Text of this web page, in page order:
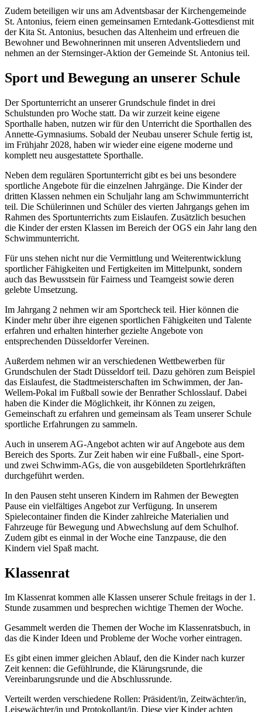
Zudem beteiligen wir uns am Adventsbasar der Kirchengemeinde
St. Antonius, feiern einen gemeinsamen Erntedank-Gottesdienst mit
der Kita St. Antonius, besuchen das Altenheim und erfreuen die
Bewohner und Bewohnerinnen mit unseren Adventsliedern und
nehmen an der Sternsinger-Aktion der Gemeinde St. Antonius teil.
Sport und Bewegung an unserer Schule
Der Sportunterricht an unserer Grundschule findet in drei
Schulstunden pro Woche statt. Da wir zurzeit keine eigene
Sporthalle haben, nutzen wir für den Unterricht die Sporthallen des
Annette-Gymnasiums. Sobald der Neubau unserer Schule fertig ist,
im Frühjahr 2028, haben wir wieder eine eigene moderne und
komplett neu ausgestattete Sporthalle.
Neben dem regulären Sportunterricht gibt es bei uns besondere
sportliche Angebote für die einzelnen Jahrgänge. Die Kinder der
dritten Klassen nehmen ein Schuljahr lang am Schwimmunterricht
teil. Die Schülerinnen und Schüler des vierten Jahrgangs gehen im
Rahmen des Sportunterrichts zum Eislaufen. Zusätzlich besuchen
die Kinder der ersten Klassen im Bereich der OGS ein Jahr lang den
Schwimmunterricht.
Für uns stehen nicht nur die Vermittlung und Weiterentwicklung
sportlicher Fähigkeiten und Fertigkeiten im Mittelpunkt, sondern
auch das Bewusstsein für Fairness und Teamgeist sowie deren
gelebte Umsetzung.
Im Jahrgang 2 nehmen wir am Sportcheck teil. Hier können die
Kinder mehr über ihre eigenen sportlichen Fähigkeiten und Talente
erfahren und erhalten hinterher gezielte Angebote von
entsprechenden Düsseldorfer Vereinen.
Außerdem nehmen wir an verschiedenen Wettbewerben für
Grundschulen der Stadt Düsseldorf teil. Dazu gehören zum Beispiel
das Eislaufest, die Stadtmeisterschaften im Schwimmen, der Jan-
Wellem-Pokal im Fußball sowie der Benrather Schlosslauf. Dabei
haben die Kinder die Möglichkeit, ihr Können zu zeigen,
Gemeinschaft zu erfahren und gemeinsam als Team unserer Schule
sportliche Erfahrungen zu sammeln.
Auch in unserem AG-Angebot achten wir auf Angebote aus dem
Bereich des Sports. Zur Zeit haben wir eine Fußball-, eine Sport-
und zwei Schwimm-AGs, die von ausgebildeten Sportlehrkräften
durchgeführt werden.
In den Pausen steht unseren Kindern im Rahmen der Bewegten
Pause ein vielfältiges Angebot zur Verfügung. In unserem
Spielecontainer finden die Kinder zahlreiche Materialien und
Fahrzeuge für Bewegung und Abwechslung auf dem Schulhof.
Zudem gibt es einmal in der Woche eine Tanzpause, die den
Kindern viel Spaß macht.
Klassenrat
Im Klassenrat kommen alle Klassen unserer Schule freitags in der 1.
Stunde zusammen und besprechen wichtige Themen der Woche.
Gesammelt werden die Themen der Woche im Klassenratsbuch, in
das die Kinder Ideen und Probleme der Woche vorher eintragen.
Es gibt einen immer gleichen Ablauf, den die Kinder nach kurzer
Zeit kennen: die Gefühlrunde, die Klärungsrunde, die
Vereinbarungsrunde und die Abschlussrunde.
Verteilt werden verschiedene Rollen: Präsident/in, Zeitwächter/in,
Leisewächter/in und Protokollant/in. Diese vier Kinder achten